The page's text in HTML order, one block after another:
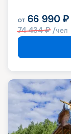
от 66 990 ₽
74 434₽ /чел